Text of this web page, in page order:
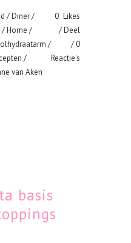
/Diner/
/Home /
/
/
van Aken
0 Likes
Deel
0
Reactie's
basis